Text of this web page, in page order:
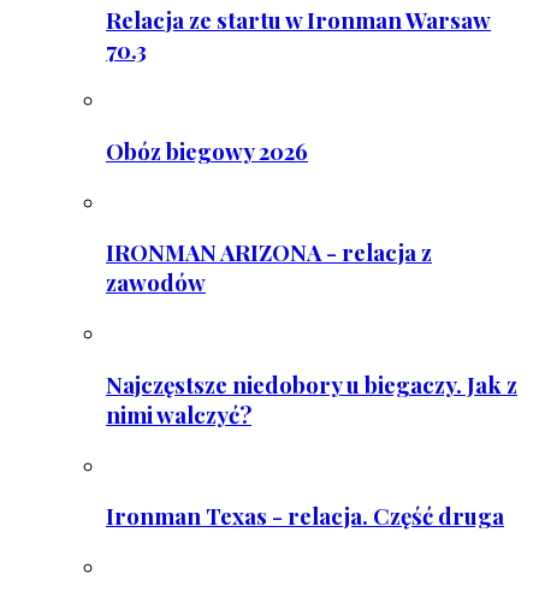
Relacja ze startu w Ironman Warsaw
70.3
Obóz biegowy 2026
IRONMAN ARIZONA - relacja z
zawodów
Najczęstsze niedobory u biegaczy. Jak z
nimi walczyć?
Ironman Texas - relacja. Część druga